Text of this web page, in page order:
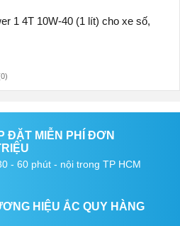
1 4T 10W-40 (1 lít) cho xe số,
ĐẶT MIỄN PHÍ ĐƠN
- 60 phút - nội trong TP HCM
HIỆU ẮC QUY HÀNG